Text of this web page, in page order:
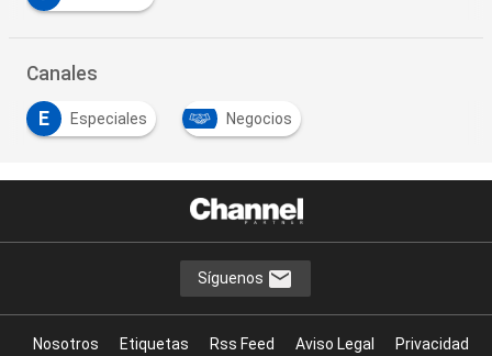
Canales
E Especiales Negocios
Síguenos
Nosotros Etiquetas Rss Feed Aviso Legal
Privacidad